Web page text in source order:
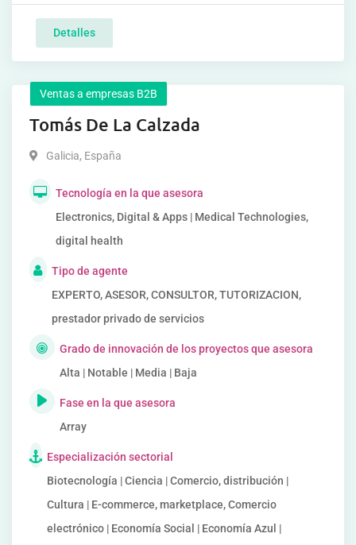
Detalles
Ventas a empresas B2B
Tomás De La Calzada
Galicia, España
Tecnología en la que asesora
Electronics, Digital & Apps | Medical Technologies,
digital health
Tipo de agente
EXPERTO, ASESOR, CONSULTOR, TUTORIZACION,
prestador privado de servicios
Grado de innovación de los proyectos que asesora
Alta | Notable | Media | Baja
Fase en la que asesora
Array
Especialización sectorial
Biotecnología | Ciencia | Comercio, distribución |
Cultura | E-commerce, marketplace, Comercio
electrónico | Economía Social | Economía Azul |